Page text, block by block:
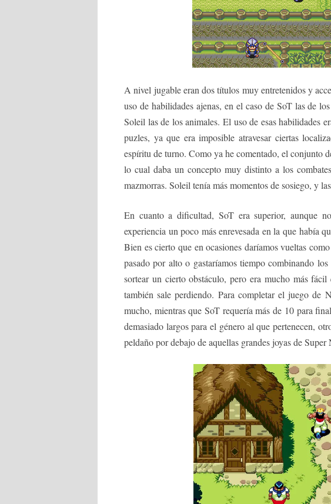
A nivel jugable eran dos títulos muy entretenidos y
uso de habilidades ajenas, en el caso de SoT las de
Soleil las de los animales. El uso de esas habilidades
puzles, ya que era imposible atravesar ciertas
espíritu de turno. Como ya he comentado, el conjunto
lo cual daba un concepto muy distinto a los
mazmorras. Soleil tenía más momentos de sosiego, y
En cuanto a dificultad, SoT era superior, aunque
experiencia un poco más enrevesada en la que había
Bien es cierto que en ocasiones daríamos vueltas
pasado por alto o gastaríamos tiempo combinando
sortear un cierto obstáculo, pero era mucho más
también sale perdiendo. Para completar el juego de
mucho, mientras que SoT requería más de 10 para
demasiado largos para el género al que pertenecen,
peldaño por debajo de aquellas grandes joyas de Super